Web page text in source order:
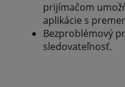
prijímačom
aplikácie s
Bezproblémový
sledovateľnosť.